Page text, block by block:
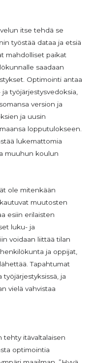
itse tehdä se
työstää dataa ja etsiä
mahdolliset paikat
saadaan
Optimointi antaa
työjärjestysvedoksia,
version ja
ja uusin
lopputulokseen.
lukemattomia
muuhun koulun
ole mitenkään
muutosten
esiin erilaisten
luku- ja
voidaan liittää tilan
ja oppijat,
Tapahtumat
ja
vielä vahvistaa
tehty itävaltalaisen
optimointia